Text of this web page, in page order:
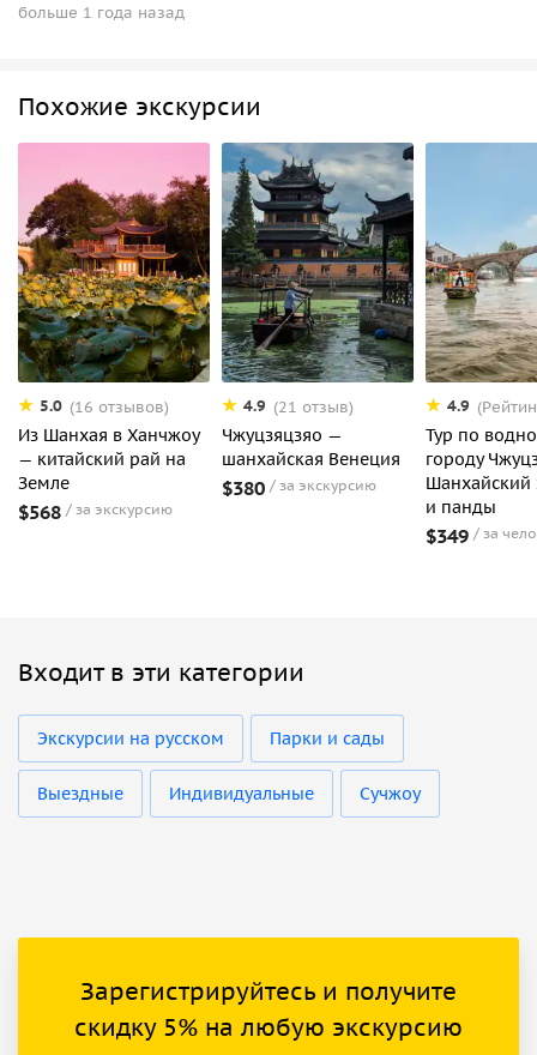
больше 1 года назад
Похожие экскурсии
5.0 (16 отзывов)
Из Шанхая в Ханчжоу
— китайский рай на
Земле
$568 за экскурсию
4.9 (21 отзыв)
Чжуцзяцзяо —
шанхайская Венеция
$380 за экскурсию
4.9
Тур по
городу
Шанхайский
и панды
$349 за
Входит в эти категории
Экскурсии на русском Парки и сады
Выездные Индивидуальные Cучжоу
Зарегистрируйтесь и получите
скидку 5% на любую экскурсию